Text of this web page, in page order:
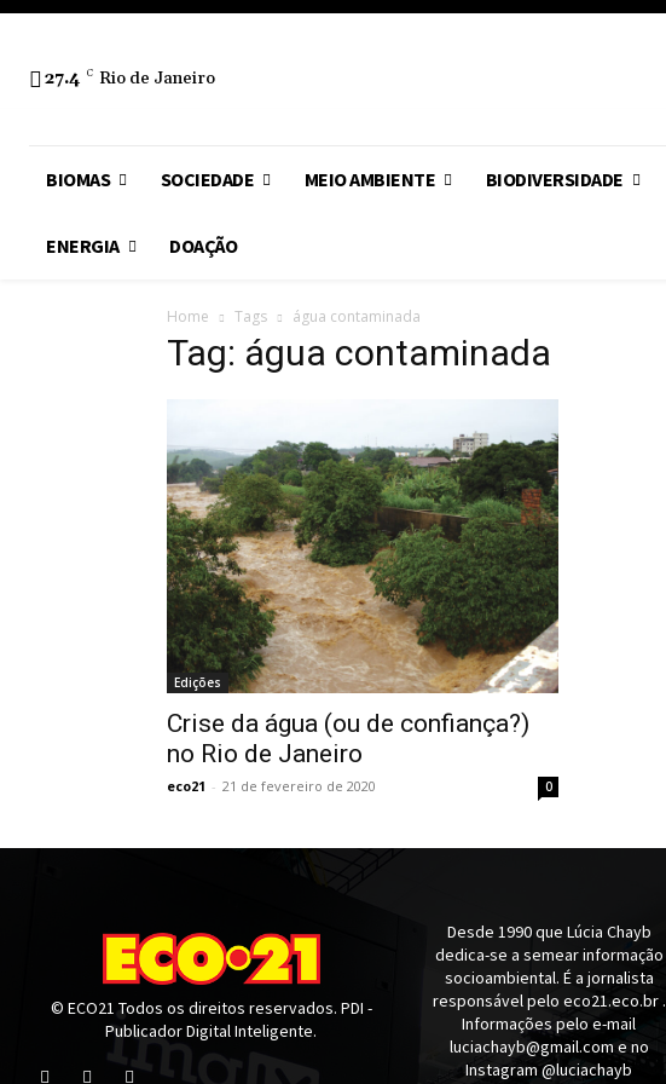
27.4 C Rio de Janeiro
BIOMAS SOCIEDADE MEIO AMBIENTE BIODIVERSIDADE
ENERGIA DOAÇÃO
Home Tags água contaminada
Tag: água contaminada
Edições
Crise da água (ou de confiança?)
no Rio de Janeiro
eco21 - 21 de fevereiro de 2020 0
© ECO21 Todos os direitos reservados. PDI -
Publicador Digital Inteligente.
Desde 1990 que Lúcia Chayb
dedica-se a semear informação
socioambiental. É a jornalista
responsável pelo eco21.eco.br .
Informações pelo e-mail
luciachayb@gmail.com e no
Instagram @luciachayb